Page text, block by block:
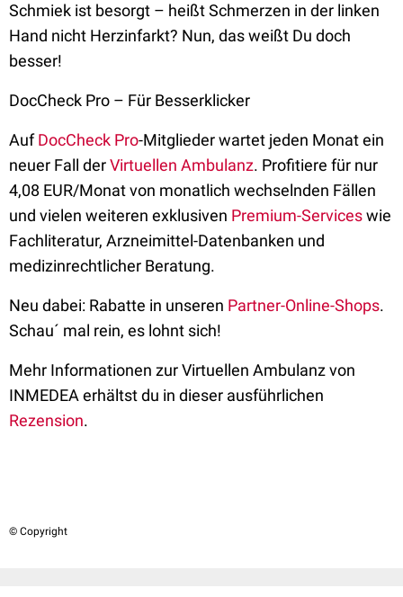
Schmiek ist besorgt – heißt Schmerzen in der linken
Hand nicht Herzinfarkt? Nun, das weißt Du doch
besser!
DocCheck Pro – Für Besserklicker
AufDocCheck Pro-Mitglieder wartet jeden Monat ein
neuer Fall derVirtuellen Ambulanz. Profitiere für nur
4,08 EUR/Monat von monatlich wechselnden Fällen
und vielen weiteren exklusiven Premium-Serviceswie
Fachliteratur, Arzneimittel-Datenbanken und
medizinrechtlicher Beratung.
Neu dabei: Rabatte in unseren Partner-Online-Shops.
Schau´ mal rein, es lohnt sich!
Mehr Informationen zur Virtuellen Ambulanz von
INMEDEA erhältst du in dieser ausführlichen
Rezension.
© Copyright